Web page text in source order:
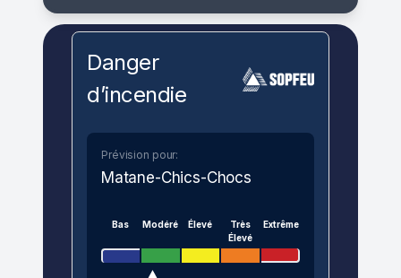
Danger
d’incendie
Prévision pour:
Matane-Chics-Chocs
Bas Modéré Élevé
Très
Élevé
Extrême